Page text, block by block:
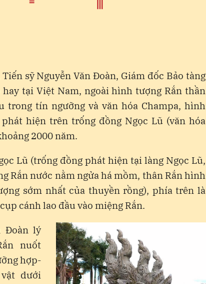
sỹ Nguyễn Văn Đoàn, Giám đốc Bảo tàng
tại Việt Nam, ngoài hình tượng Rắn thần
trong tín ngưỡng và văn hóa Champa, hình
hiện trên trống đồng Ngọc Lũ (văn hóa
2000 năm.
Lũ (trống đồng phát hiện tại làng Ngọc Lũ,
Rắn nước nằm ngửa há mồm, thân Rắn hình
sớm nhất của thuyền rồng), phía trên là
cánh lao đầu vào miệng Rắn.
Đoàn lý
nuốt
hợp-
dưới